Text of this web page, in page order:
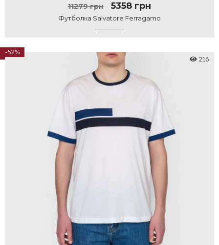
11279 грн 5358 грн
Футболка Salvatore Ferragamo
-52%
216